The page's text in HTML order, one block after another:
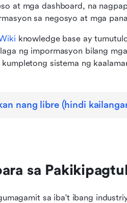
at mga dashboard, na
sa negosyo at mga
knowledge base ay
ng impormasyon bilang
kumpletong sistema ng
nang libre (hindi
sa
sa iba't ibang